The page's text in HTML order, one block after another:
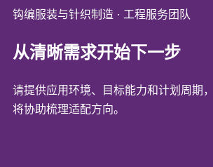
钩编服装与针织制造 · 工程服务团队
从清晰需求开始下一步
请提供应用环境、目标能力和计划周期
将协助梳理适配方向。